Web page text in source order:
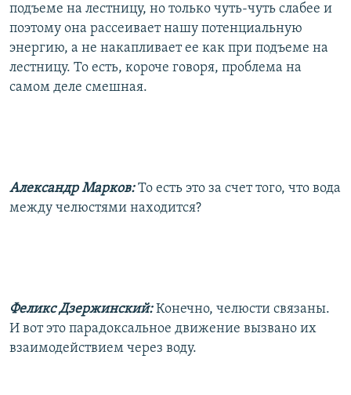
подъеме на лестницу, но только чуть-чуть слабее и
поэтому она рассеивает нашу потенциальную
энергию, а не накапливает ее как при подъеме на
лестницу. То есть, короче говоря, проблема на
самом деле смешная.
Александр Марков:То есть это за счет того, что вода
между челюстями находится?
Феликс Дзержинский:Конечно, челюсти связаны.
И вот это парадоксальное движение вызвано их
взаимодействием через воду.